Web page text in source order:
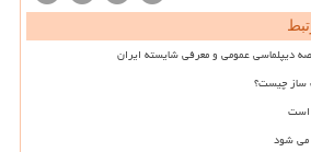
دیپلماسی عمومی و معرفی شایسته ایران
ساز چیست؟
است
می شود